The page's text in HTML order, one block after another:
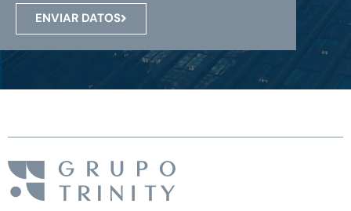
ENVIAR DATOS